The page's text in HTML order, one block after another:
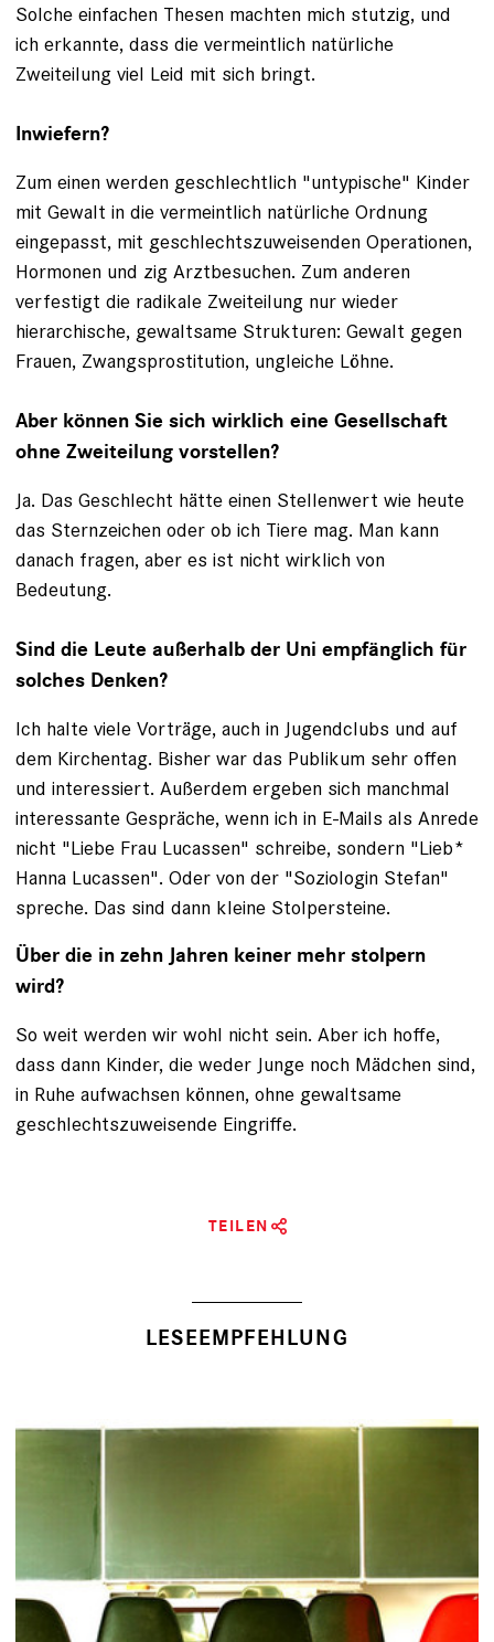
Solche einfachen Thesen machten mich stutzig, und
ich erkannte, dass die vermeintlich natür­liche
Zweiteilung viel Leid mit sich bringt.
Inwiefern?
Zum einen werden geschlechtlich "untypi­sche" Kinder
mit Gewalt in die vermeint­lich natürliche Ordnung
eingepasst, mit ­geschlechts­zuweisenden Operationen,
Hormonen und zig Arztbesuchen. Zum anderen
verfestigt die radikale Zweiteilung nur wieder
hierarchische, gewaltsame Strukturen: Gewalt gegen
Frauen, Zwangsprostitution, ungleiche Löhne.
Aber können Sie sich wirklich eine Gesellschaft
ohne Zweiteilung vorstellen?
Ja. Das Geschlecht hätte einen Stellenwert wie heute
das Sternzeichen oder ob ich Tiere mag. Man kann
danach fragen, aber es ist nicht wirklich von
Bedeutung.
Sind die Leute außerhalb der Uni empfänglich für
solches Denken?
Ich halte viele Vorträge, auch in Jugendclubs und auf
dem Kirchentag. Bisher war das Publikum sehr offen
und interessiert. Außerdem ergeben sich manchmal
interessante Gespräche, wenn ich in E-Mails als Anrede
nicht "Liebe Frau Lucassen" schreibe, sondern "Lieb*
Hanna Lucassen". Oder von der "Soziologin Stefan"
spreche. Das sind dann kleine Stolpersteine.
Über die in zehn Jahren keiner mehr stolpern
wird?
So weit werden wir wohl nicht sein. Aber ich hoffe,
dass dann Kinder, die weder Junge noch Mädchen sind,
in Ruhe aufwachsen können, ohne gewaltsame
geschlechtszuweisende Eingriffe.
TEILEN
LESEEMPFEHLUNG